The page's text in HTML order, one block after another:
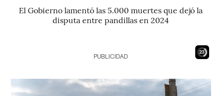
El Gobierno lamentó las 5.000 muertes que dejó la
disputa entre pandillas en 2024
22
PUBLICIDAD